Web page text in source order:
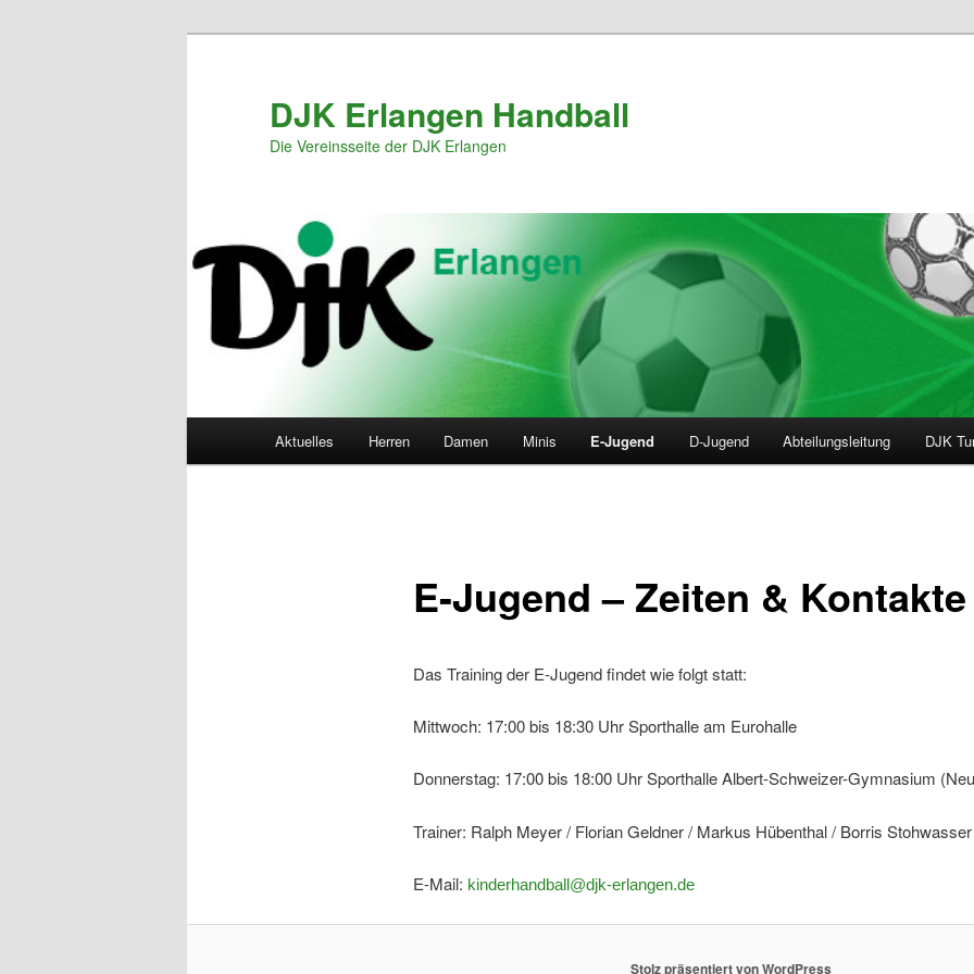
DJK Erlangen Handball
Die Vereinsseite der DJK Erlangen
Aktuelles Herren Damen Minis E-Jugend D-Jugend Abteilungsleitung DJK
E-Jugend – Zeiten & Kontakte
Das Training der E-Jugend findet wie folgt statt:
Mittwoch: 17:00 bis 18:30 Uhr Sporthalle am Eurohalle
Donnerstag: 17:00 bis 18:00 Uhr Sporthalle Albert-Schweizer-Gymnasium
Trainer: Ralph Meyer / Florian Geldner / Markus Hübenthal / Borris Stohwasser
E-Mail: kinderhandball@djk-erlangen.de
Stolz präsentiert von WordPress